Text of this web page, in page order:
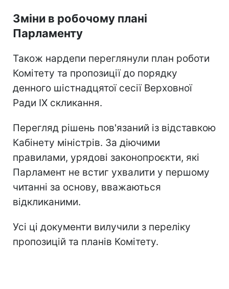
Зміни в робочому плані
Парламенту
Також нардепи переглянули план роботи
Комітету та пропозиції до порядку
денного шістнадцятої сесії Верховної
Ради IX скликання.
Перегляд рішень пов'язаний із відставкою
Кабінету міністрів. За діючими
правилами, урядові законопроєкти, які
Парламент не встиг ухвалити у першому
читанні за основу, вважаються
відкликаними.
Усі ці документи вилучили з переліку
пропозицій та планів Комітету.